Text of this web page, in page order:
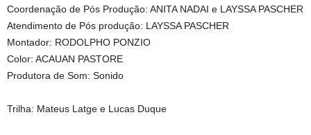
Coordenação de Pós Produção: ANITA NADAI e LAYSSA PASCHER
Atendimento de Pós produção: LAYSSA PASCHER
Montador: RODOLPHO PONZIO
Color: ACAUAN PASTORE
Produtora de Som: Sonido
Trilha: Mateus Latge e Lucas Duque